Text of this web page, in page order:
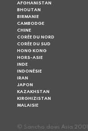
AFGHANISTAN
BHOUTAN
BIRMANIE
CAMBODGE
CHINE
CORÉE DU NORD
CORÉE DU SUD
HONG KONG
HORS-ASIE
INDE
INDONÉSIE
IRAN
JAPON
KAZAKHSTAN
KIRGHIZISTAN
MALAISIE
© Sancho does Asia